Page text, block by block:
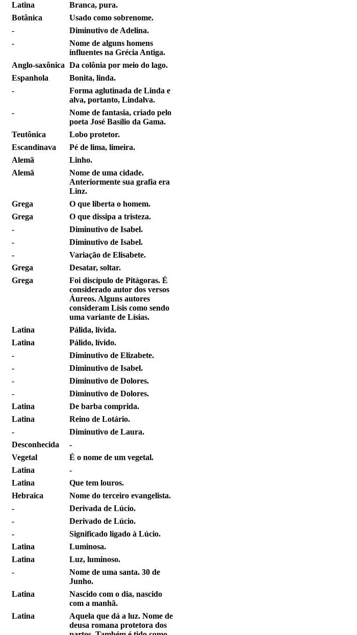
Latina
Branca, pura.
Botânica
Usado como sobrenome.
-
Diminutivo de Adelina.
-
Nome de alguns homens
influentes na Grécia Antiga.
Anglo-saxônica Da colônia por meio do lago.
Espanhola
Bonita, linda.
-
Forma aglutinada de Linda e
alva, portanto, Lindalva.
-
Nome de fantasia, criado pelo
poeta José Basílio da Gama.
Teutônica
Lobo protetor.
Escandinava
Pé de lima, limeira.
Alemã
Linho.
Alemã
Nome de uma cidade.
Anteriormente sua grafia era
Linz.
Grega
O que liberta o homem.
Grega
O que dissipa a tristeza.
-
Diminutivo de Isabel.
-
Diminutivo de Isabel.
-
Variação de Elisabete.
Grega
Desatar, soltar.
Grega
Foi discípulo de Pitágoras. É
considerado autor dos versos
Áureos. Alguns autores
consideram Lísis como sendo
uma variante de Lísias.
Latina
Pálida, lívida.
Latina
Pálido, lívido.
-
Diminutivo de Elizabete.
-
Diminutivo de Isabel.
-
Diminutivo de Dolores.
-
Diminutivo de Dolores.
Latina
De barba comprida.
Latina
Reino de Lotário.
-
Diminutivo de Laura.
Desconhecida
-
Vegetal
É o nome de um vegetal.
Latina
-
Latina
Que tem louros.
Hebraica
Nome do terceiro evangelista.
-
Derivada de Lúcio.
-
Derivado de Lúcio.
-
Significado ligado à Lúcio.
Latina
Luminosa.
Latina
Luz, luminoso.
-
Nome de uma santa. 30 de
Junho.
Latina
Nascido com o dia, nascido
com a manhã.
Latina
Aquela que dá a luz. Nome de
deusa romana protetora dos